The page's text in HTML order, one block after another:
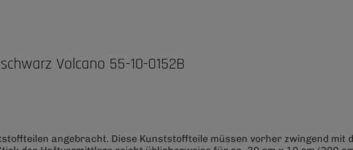
Volcano 55-10-0152B
angebracht. Diese Kunststoffteile müssen vorher zwingend